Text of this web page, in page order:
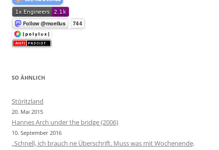
SO ÄHNLICH
Störitzland
20. Mai 2015
Hannes Arch under the bridge (2006)
10. September 2016
„Schnell, ich brauch ne Überschrift. Muss was mit Wochenende,